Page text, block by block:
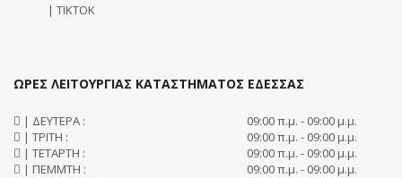
| TIKTOK
ΩΡΕΣ ΛΕΙΤΟΥΡΓΙΑΣ ΚΑΤΑΣΤΗΜΑΤΟΣ ΕΔΕΣΣΑΣ
| ΔΕΥΤΕΡΑ :
09:00 π.μ. - 09:00 μ.μ.
| ΤΡΙΤΗ :
09:00 π.μ. - 09:00 μ.μ.
| ΤΕΤΑΡΤΗ :
09:00 π.μ. - 09:00 μ.μ.
| ΠΕΜΜΤΗ :
09:00 π.μ. - 09:00 μ.μ.